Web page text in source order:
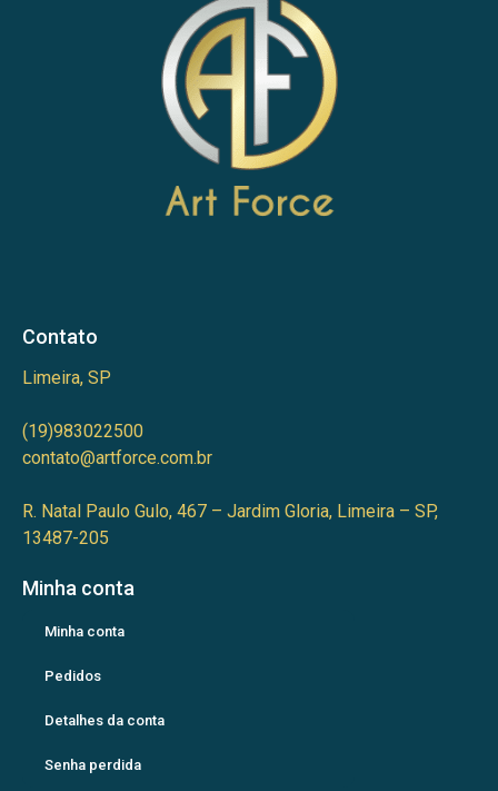
Contato
Limeira, SP
(19)983022500
contato@artforce.com.br
R. Natal Paulo Gulo, 467 – Jardim Gloria, Limeira – SP,
13487-205
Minha conta
Minha conta
Pedidos
Detalhes da conta
Senha perdida